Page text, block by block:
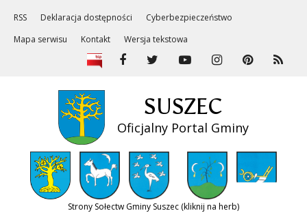
RSS Deklaracja dostępności
Cyberbezpieczeństwo
Mapa serwisu
Kontakt Wersja tekstowa
SUSZEC
Oficjalny Portal Gminy
Strony Sołectw Gminy Suszec (kliknij na herb)